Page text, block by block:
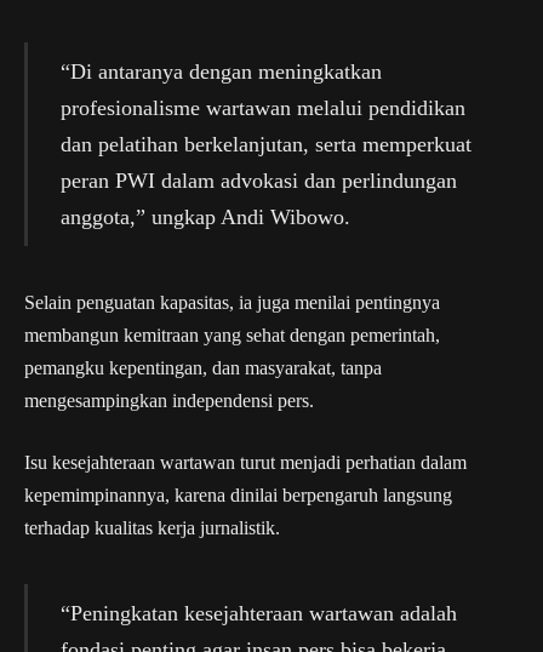
“Di antaranya dengan meningkatkan
profesionalisme wartawan melalui pendidikan
dan pelatihan berkelanjutan, serta memperkuat
peran PWI dalam advokasi dan perlindungan
anggota,” ungkap Andi Wibowo.
Selain penguatan kapasitas, ia juga menilai pentingnya
membangun kemitraan yang sehat dengan pemerintah,
pemangku kepentingan, dan masyarakat, tanpa
mengesampingkan independensi pers.
Isu kesejahteraan wartawan turut menjadi perhatian dalam
kepemimpinannya, karena dinilai berpengaruh langsung
terhadap kualitas kerja jurnalistik.
“Peningkatan kesejahteraan wartawan adalah